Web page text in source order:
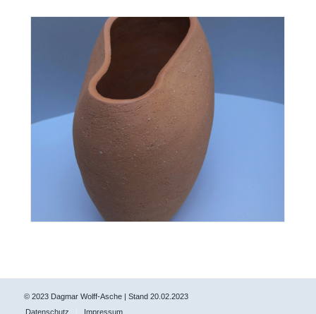
© 2023 Dagmar Wolff-Asche | Stand 20.02.2023
Datenschutz
Impressum